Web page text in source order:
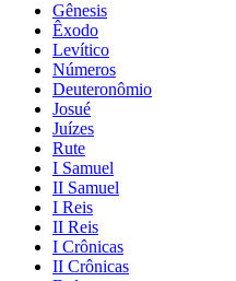
Gênesis
Êxodo
Levítico
Números
Deuteronômio
Josué
Juízes
Rute
I Samuel
II Samuel
I Reis
II Reis
I Crônicas
II Crônicas